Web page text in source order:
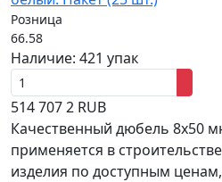
Розница
66.58
Наличие: 421 упак
5147072 RUB
Качественный дюбель 8х50
применяется в
изделия по доступным